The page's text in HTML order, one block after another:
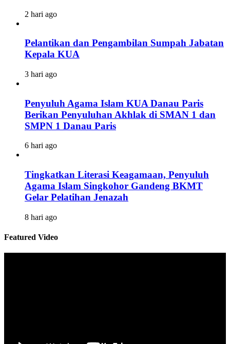
2 hari ago
Pelantikan dan Pengambilan Sumpah Jabatan
Kepala KUA
3 hari ago
Penyuluh Agama Islam KUA Danau Paris
Berikan Penyuluhan Akhlak di SMAN 1 dan
SMPN 1 Danau Paris
6 hari ago
Tingkatkan Literasi Keagamaan, Penyuluh
Agama Islam Singkohor Gandeng BKMT
Gelar Pelatihan Jenazah
8 hari ago
Featured Video